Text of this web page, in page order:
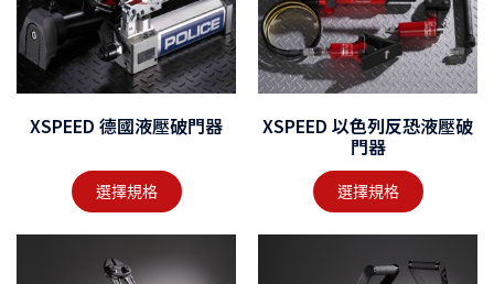
XSPEED 德國液壓破門器
選擇規格
XSPEED 以色列反恐液壓破
門器
選擇規格